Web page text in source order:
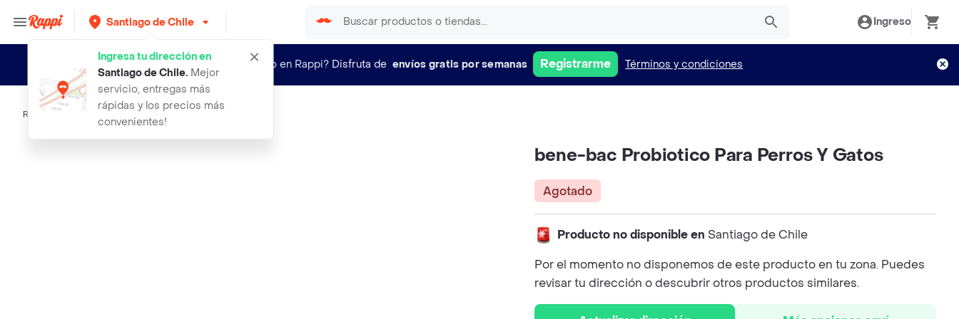
Santiago de Chile
Ingresa tu dirección en
Santiago de Chile. Mejor
servicio, entregas más
rápidas y los precios más
convenientes!
Ingreso
¿Nuevo en Rappi? Disfruta de envíos gratis por semanas Registrarme Términos y condiciones
Rappi bene bac probiotico para perros y g
bene-bac Probiotico Para Perros Y Gatos
Agotado
Producto no disponible en Santiago de Chile
Por el momento no disponemos de este producto en tu zona. Puedes
revisar tu dirección o descubrir otros productos similares.